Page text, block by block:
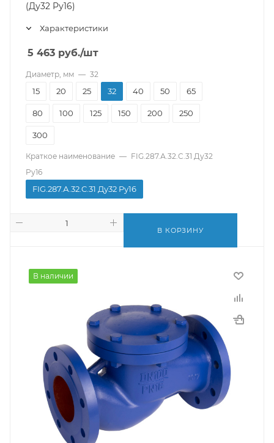
(Ду32 Pу16)
Характеристики
5 463 руб./шт
Диаметр, мм — 32
15 20 25 32 40 50 65
80 100 125 150 200 250
300
Краткое наименование — FIG.287.А.32.C.31 Ду32
Pу16
FIG.287.А.32.C.31 Ду32 Pу16
В КОРЗИНУ
В наличии